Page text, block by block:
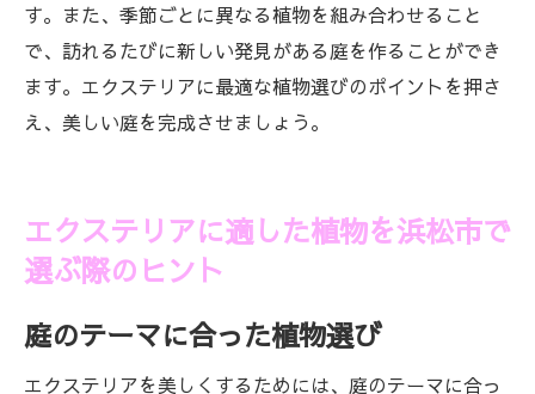
す。また、季節ごとに異なる植物を組み合わせること
で、訪れるたびに新しい発見がある庭を作ることができ
ます。エクステリアに最適な植物選びのポイントを押さ
え、美しい庭を完成させましょう。
エクステリアに適した植物を浜松市で
選ぶ際のヒント
庭のテーマに合った植物選び
エクステリアを美しくするためには、庭のテーマに合っ